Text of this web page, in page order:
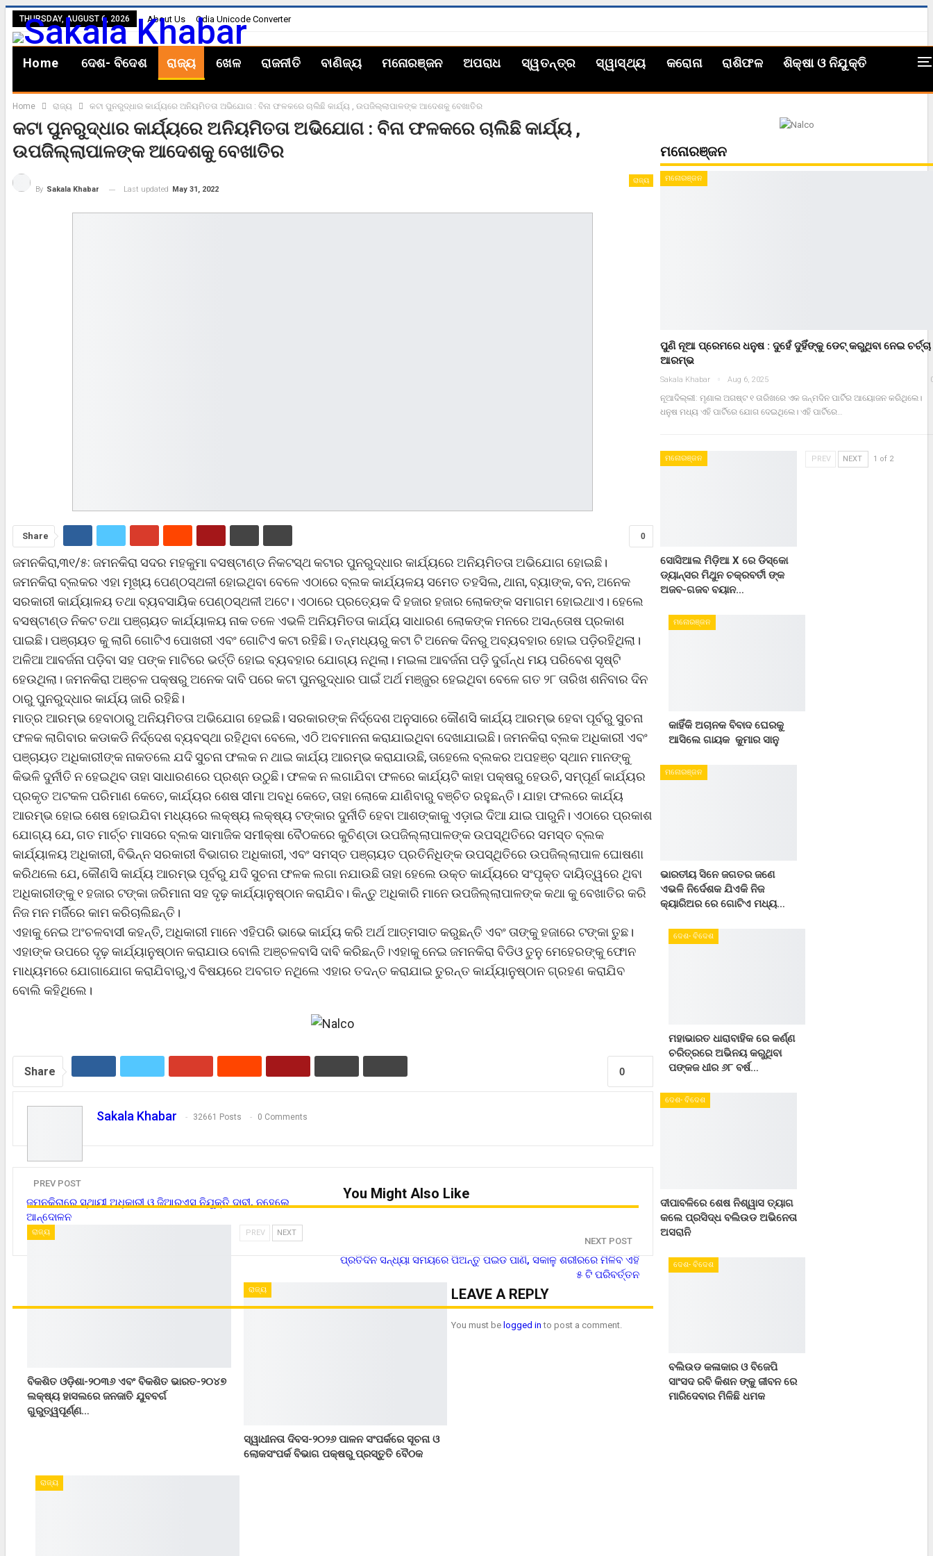
THURSDAY, AUGUST 6, 2026 About Us Odia Unicode Converter
Home ଦେଶ- ବିଦେଶ ରାଜ୍ୟ ଖେଳ ରାଜନୀତି ବାଣିଜ୍ୟ ମନୋରଞ୍ଜନ ଅପରାଧ ସ୍ୱତନ୍ତ୍ର ସ୍ୱାସ୍ଥ୍ୟ କରୋନା ରାଶିଫଳ ଶିକ୍ଷା ଓ ନିଯୁକ୍ତି
Home ରାଜ୍ୟ କଟା ପୁନରୁଦ୍ଧାର କାର୍ଯ୍ୟରେ ଅନିୟମିତତା ଅଭିଯୋଗ : ବିନା ଫଳକରେ ଚାଲିଛି କାର୍ଯ୍ୟ , ଉପଜିଲ୍ଲାପାଳଙ୍କ ଆଦେଶକୁ ବେଖାତିର
କଟା ପୁନରୁଦ୍ଧାର କାର୍ଯ୍ୟରେ ଅନିୟମିତତା ଅଭିଯୋଗ : ବିନା ଫଳକରେ ଚାଲିଛି କାର୍ଯ୍ୟ ,
ଉପଜିଲ୍ଲାପାଳଙ୍କ ଆଦେଶକୁ ବେଖାତିର
ରାଜ୍ୟ
By Sakala Khabar Last updated May 31, 2022
0
Share
ଜମନକିରା,୩୧/୫: ଜମନକିରା ସଦର ମହକୁମା ବସଷ୍ଟାଣ୍ଡ ନିକଟସ୍ଥ କଟାର ପୁନରୁଦ୍ଧାର କାର୍ଯ୍ୟରେ ଅନିୟମିତତା ଅଭିଯୋଗ ହୋଇଛି।
ଜମନକିରା ବ୍ଲକର ଏହା ମୂଖ୍ୟ ପେଣ୍ଠସ୍ଥଳୀ ହୋଇଥିବା ବେଳେ ଏଠାରେ ବ୍ଲକ କାର୍ଯ୍ୟଳୟ ସମେତ ତହସିଲ, ଥାନା, ବ୍ୟାଙ୍କ, ବନ, ଅନେକ
ସରକାରୀ କାର୍ଯ୍ୟାଳୟ ତଥା ବ୍ୟବସାୟିକ ପେଣ୍ଠସ୍ଥଳୀ ଅଟେ। ଏଠାରେ ପ୍ରତ୍ୟେକ ଦି ହଜାର ହଜାର ଲୋକଙ୍କ ସମାଗମ ହୋଇଥାଏ। ହେଲେ
ବସଷ୍ଟାଣ୍ଡ ନିକଟ ତଥା ପଞ୍ଚାୟତ କାର୍ଯ୍ୟାଳୟ ନାକ ତଳେ ଏଭଳି ଅନିୟମିତତା କାର୍ଯ୍ୟ ସାଧାରଣ ଲୋକଙ୍କ ମନରେ ଅସନ୍ତୋଷ ପ୍ରକାଶ
ପାଇଛି। ପଞ୍ଚାୟତ କୁ ଲାଗି ଗୋଟିଏ ପୋଖରୀ ଏବଂ ଗୋଟିଏ କଟା ରହିଛି। ତନ୍ମଧ୍ୟରୁ କଟା ଟି ଅନେକ ଦିନରୁ ଅବ୍ୟବହାର ହୋଇ ପଡ଼ିରହିଥିଲା।
ଅଳିଆ ଆବର୍ଜନା ପଡ଼ିବା ସହ ପଙ୍କ ମାଟିରେ ଭର୍ତ୍ତି ହୋଇ ବ୍ୟବହାର ଯୋଗ୍ୟ ନଥିଲା। ମଇଳା ଆବର୍ଜନା ପଡ଼ି ଦୁର୍ଗନ୍ଧ ମୟ ପରିବେଶ ସୃଷ୍ଟି
ହେଉଥିଲା। ଜମନକିରା ଅଞ୍ଚଳ ପକ୍ଷରୁ ଅନେକ ଦାବି ପରେ କଟା ପୁନରୁଦ୍ଧାର ପାଇଁ ଅର୍ଥ ମଞ୍ଜୁର ହେଇଥିବା ବେଳେ ଗତ ୨୮ ତାରିଖ ଶନିବାର ଦିନ
ଠାରୁ ପୁନରୁଦ୍ଧାର କାର୍ଯ୍ୟ ଜାରି ରହିଛି।
ମାତ୍ର ଆରମ୍ଭ ହେବାଠାରୁ ଅନିୟମିତତା ଅଭିଯୋଗ ହେଇଛି। ସରକାରଙ୍କ ନିର୍ଦ୍ଦେଶ ଅନୁସାରେ କୌଣସି କାର୍ଯ୍ୟ ଆରମ୍ଭ ହେବା ପୂର୍ବରୁ ସୁଚନା
ଫଳକ ଲାଗିବାର କଡାକଡି ନିର୍ଦ୍ଦେଶ ବ୍ୟବସ୍ଥା ରହିଥିବା ବେଲେ, ଏଠି ଅବମାନନା କରାଯାଇଥିବା ଦେଖାଯାଇଛି। ଜମନକିରା ବ୍ଲକ ଅଧିକାରୀ ଏବଂ
ପଞ୍ଚାୟତ ଅଧିକାରୀଙ୍କ ନାକତଲେ ଯଦି ସୁଚନା ଫଲକ ନ ଥାଇ କାର୍ଯ୍ୟ ଆରମ୍ଭ କରାଯାଉଛି, ତାହେଲେ ବ୍ଲକର ଅପହଞ୍ଚ ସ୍ଥାନ ମାନଙ୍କୁ
କିଭଳି ଦୁର୍ନୀତି ନ ହେଇଥିବ ତାହା ସାଧାରଣରେ ପ୍ରଶ୍ନ ଉଠୁଛି। ଫଳକ ନ ଲଗାଯିବା ଫଳରେ କାର୍ଯ୍ୟଟି କାହା ପକ୍ଷରୁ ହେଉଚି, ସମ୍ପୂର୍ଣ କାର୍ଯ୍ୟର
ପ୍ରକୃତ ଅଟକଳ ପରିମାଣ କେତେ, କାର୍ଯ୍ୟର ଶେଷ ସୀମା ଅବଧି କେତେ, ତାହା ଲୋକେ ଯାଣିବାରୁ ବଞ୍ଚିତ ରହୁଛନ୍ତି। ଯାହା ଫଲରେ କାର୍ଯ୍ୟ
ଆରମ୍ଭ ହୋଇ ଶେଷ ହୋଇଯିବା ମଧ୍ୟରେ ଲକ୍ଷ୍ୟ ଲକ୍ଷ୍ୟ ଟଙ୍କାର ଦୁର୍ନୀତି ହେବା ଆଶଙ୍କାକୁ ଏଡ଼ାଇ ଦିଆ ଯାଇ ପାରୁନି। ଏଠାରେ ପ୍ରକାଶ
ଯୋଗ୍ୟ ଯେ, ଗତ ମାର୍ଚ୍ଚ ମାସରେ ବ୍ଲକ ସାମାଜିକ ସମୀକ୍ଷା ବୈଠକରେ କୁଚିଣ୍ଡା ଉପଜିଲ୍ଲାପାଳଙ୍କ ଉପସ୍ଥିତିରେ ସମସ୍ତ ବ୍ଲକ
କାର୍ଯ୍ୟାଳୟ ଅଧିକାରୀ, ବିଭିନ୍ନ ସରକାରୀ ବିଭାଗର ଅଧିକାରୀ, ଏବଂ ସମସ୍ତ ପଞ୍ଚାୟତ ପ୍ରତିନିଧିଙ୍କ ଉପସ୍ଥିତିରେ ଉପଜିଲ୍ଲାପାଳ ଘୋଷଣା
କରିଥଲେ ଯେ, କୌଣସି କାର୍ଯ୍ୟ ଆରମ୍ଭ ପୂର୍ବରୁ ଯଦି ସୁଚନା ଫଳକ ଲଗା ନଯାଉଛି ତାହା ହେଲେ ଉକ୍ତ କାର୍ଯ୍ୟରେ ସଂପୃକ୍ତ ଦାୟିତ୍ୱରେ ଥିବା
ଅଧିକାରୀଙ୍କୁ ୧ ହଜାର ଟଙ୍କା ଜରିମାନା ସହ ଦୃଢ଼ କାର୍ଯ୍ୟାନୁଷ୍ଠାନ କରାଯିବ। କିନ୍ତୁ ଅଧିକାରି ମାନେ ଉପଜିଲ୍ଲାପାଳଙ୍କ କଥା କୁ ବେଖାତିର କରି
ନିଜ ମନ ମର୍ଜିରେ କାମ କରିଚାଲିଛନ୍ତି।
ଏହାକୁ ନେଇ ଅଂଚଳବାସୀ କହନ୍ତି, ଅଧିକାରୀ ମାନେ ଏହିପରି ଭାଭେ କାର୍ଯ୍ୟ କରି ଅର୍ଥ ଆତ୍ମସାତ କରୁଛନ୍ତି ଏବଂ ତାଙ୍କୁ ହଜାରେ ଟଙ୍କା ତୁଛ।
ଏହାଙ୍କ ଉପରେ ଦୃଢ଼ କାର୍ଯ୍ୟାନୁଷ୍ଠାନ କରାଯାଉ ବୋଲି ଅଞ୍ଚଳବାସି ଦାବି କରିଛନ୍ତି।ଏହାକୁ ନେଇ ଜମନକିରା ବିଡିଓ ତୁନୁ ମେହେରଙ୍କୁ ଫୋନ
ମାଧ୍ୟମରେ ଯୋଗାଯୋଗ କରାଯିବାରୁ,ଏ ବିଷୟରେ ଅବଗତ ନଥିଲେ ଏହାର ତଦନ୍ତ କରାଯାଇ ତୁରନ୍ତ କାର୍ଯ୍ୟାନୁଷ୍ଠାନ ଗ୍ରହଣ କରାଯିବ
ବୋଲି କହିଥିଲେ।
0
Share
Sakala Khabar 32661 Posts 0 Comments
PREV POST
ଜମନକିରାରେ ସ୍ଥାୟୀ ଅଧିକାରୀ ଓ ଜିଆରଏସ ନିଯୁକ୍ତି ଦାବୀ, ନହେଲେ
ଆନ୍ଦୋଳନ
NEXT POST
ପ୍ରତିଦିନ ସନ୍ଧ୍ୟା ସମୟରେ ପିଅନ୍ତୁ ପଇଡ ପାଣି, ସକାଳୁ ଶରୀରରେ ମିଳିବ ଏହି
୫ ଟି ପରିବର୍ତ୍ତନ
You Might Also Like
ରାଜ୍ୟ
ବିକଶିତ ଓଡ଼ିଶା-୨୦୩୬ ଏବଂ ବିକଶିତ ଭାରତ-୨୦୪୭
ଲକ୍ଷ୍ୟ ହାସଲରେ ଜନଜାତି ଯୁବବର୍ଗ
ଗୁରୁତ୍ୱପୂର୍ଣ୍ଣ…
ରାଜ୍ୟ
ସ୍ୱାଧୀନତା ଦିବସ-୨୦୨୬ ପାଳନ ସଂପର୍କରେ ସୂଚନା ଓ
ଲୋକସଂପର୍କ ବିଭାଗ ପକ୍ଷରୁ ପ୍ରସ୍ତୁତି ବୈଠକ
ରାଜ୍ୟ
PREV NEXT
LEAVE A REPLY
You must be logged in to post a comment.
ମନୋରଞ୍ଜନ
ମନୋରଞ୍ଜନ
ପୁଣି ନୂଆ ପ୍ରେମରେ ଧନୁଷ : ଦୁହେଁ ଦୁହିଁଙ୍କୁ ଡେଟ୍ କରୁଥିବା ନେଇ ଚର୍ଚ୍ଚା
ଆରମ୍ଭ
Sakala Khabar Aug 6, 2025
ନୂଆଦିଲ୍ଲୀ: ମୃଣାଲ ଅଗଷ୍ଟ ୧ ତାରିଖରେ ଏକ ଜନ୍ମଦିନ ପାର୍ଟିର ଆୟୋଜନ କରିଥିଲେ।
ଧନୁଷ ମଧ୍ୟ ଏହି ପାର୍ଟିରେ ଯୋଗ ଦେଇଥିଲେ। ଏହି ପାର୍ଟିରେ…
ମନୋରଞ୍ଜନ
ସୋସିଆଲ ମିଡ଼ିଆ X ରେ ଡିସ୍କୋ
ଡ୍ୟାନ୍ସର ମିଥୁନ ଚକ୍ରବର୍ତୀ ଙ୍କ
ଅଜବ-ଗଜବ ବୟାନ…
ମନୋରଞ୍ଜନ
କାହିଁକି ଅଚାନକ ବିବାଦ ଘେରକୁ
ଆସିଲେ ଗାୟକ କୁମାର ସାନୁ
ମନୋରଞ୍ଜନ
ଭାରତୀୟ ସିନେ ଜଗତର ଜଣେ
ଏଭଳି ନିର୍ଦେଶକ ଯିଏକି ନିଜ
କ୍ୟାରିଅର ରେ ଗୋଟିଏ ମଧ୍ୟ…
ଦେଶ- ବିଦେଶ
ମହାଭାରତ ଧାରାବାହିକ ରେ କର୍ଣ୍ଣ
ଚରିତ୍ରରେ ଅଭିନୟ କରୁଥିବା
ପଙ୍କଜ ଧୀର ୬୮ ବର୍ଷ…
ଦେଶ- ବିଦେଶ
ଦୀପାବଳିରେ ଶେଷ ନିଶ୍ୱାସ ତ୍ୟାଗ
କଲେ ପ୍ରସିଦ୍ଧ ବଲିଉଡ ଅଭିନେତା
ଅସରାନି
ଦେଶ- ବିଦେଶ
ବଲିଉଡ କଳାକାର ଓ ବିଜେପି
ସାଂସଦ ରବି କିଶନ ଙ୍କୁ ଜୀବନ ରେ
ମାରିଦେବାର ମିଳିଛି ଧମକ
PREV NEXT 1 of 2